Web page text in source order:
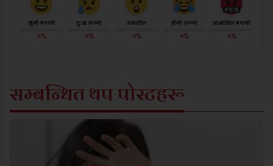
खुसी बनायो
०%
दु:ख लाग्यो
०%
उत्साहित
०%
हाँसो लाग्यो
०%
आक्रोशित बनायो
०%
सम्बन्धित थप पोस्टहरू